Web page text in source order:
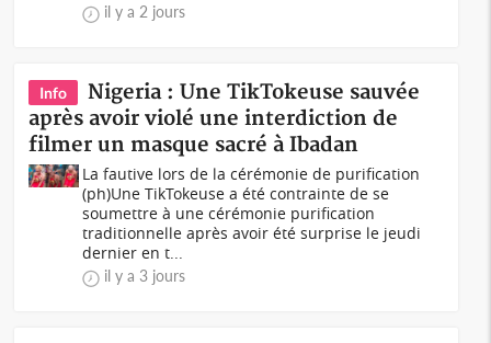
il y a 2 jours
Info
Nigeria : Une TikTokeuse sauvée
après avoir violé une interdiction de
filmer un masque sacré à Ibadan
La fautive lors de la cérémonie de purification
(ph)Une TikTokeuse a été contrainte de se
soumettre à une cérémonie purification
traditionnelle après avoir été surprise le jeudi
dernier en t...
il y a 3 jours